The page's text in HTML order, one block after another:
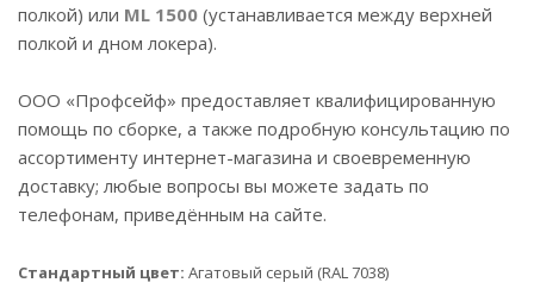
полкой) или ML 1500 (устанавливается между верхней
полкой и дном локера).
ООО «Профсейф» предоставляет квалифицированную
помощь по сборке, а также подробную консультацию по
ассортименту интернет-магазина и своевременную
доставку; любые вопросы вы можете задать по
телефонам, приведённым на сайте.
Стандартный цвет: Агатовый серый (RAL 7038)